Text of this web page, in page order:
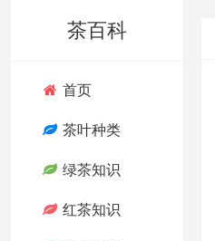
茶百科
首页
茶叶种类
绿茶知识
红茶知识